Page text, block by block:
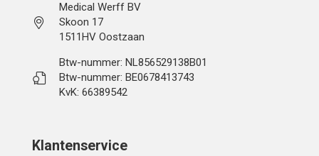
Medical Werff BV
Skoon 17
1511HV Oostzaan
Btw-nummer: NL856529138B01
Btw-nummer: BE0678413743
KvK: 66389542
Klantenservice